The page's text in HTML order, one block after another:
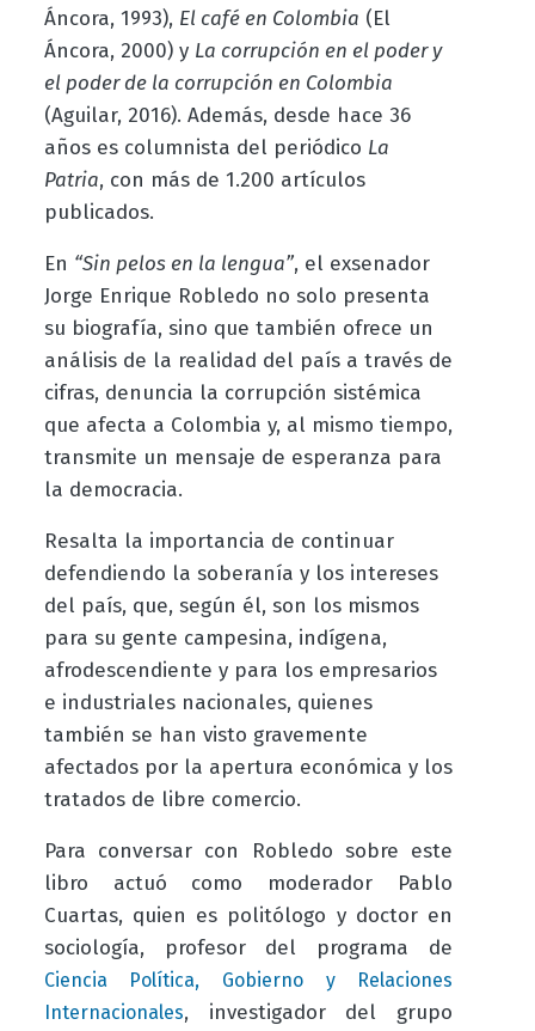
Áncora, 1993), El café en Colombia (El
Áncora, 2000) y La corrupción en el poder y
el poder de la corrupción en Colombia
(Aguilar, 2016). Además, desde hace 36
años es columnista del periódico La
Patria, con más de 1.200 artículos
publicados.
En “Sin pelos en la lengua”, el exsenador
Jorge Enrique Robledo no solo presenta
su biografía, sino que también ofrece un
análisis de la realidad del país a través de
cifras, denuncia la corrupción sistémica
que afecta a Colombia y, al mismo tiempo,
transmite un mensaje de esperanza para
la democracia.
Resalta la importancia de continuar
defendiendo la soberanía y los intereses
del país, que, según él, son los mismos
para su gente campesina, indígena,
afrodescendiente y para los empresarios
e industriales nacionales, quienes
también se han visto gravemente
afectados por la apertura económica y los
tratados de libre comercio.
Para conversar con Robledo sobre este
libro actuó como moderador Pablo
Cuartas, quien es politólogo y doctor en
sociología, profesor del programa de
Ciencia Política, Gobierno y Relaciones
Internacionales, investigador del grupo